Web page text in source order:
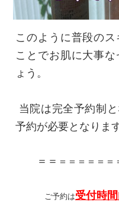
このように普段の
ことでお肌に大事
ょう。
当院は完全予約制
予約が必要となります
＝＝ ＝＝＝＝＝＝
ご予約は受付時